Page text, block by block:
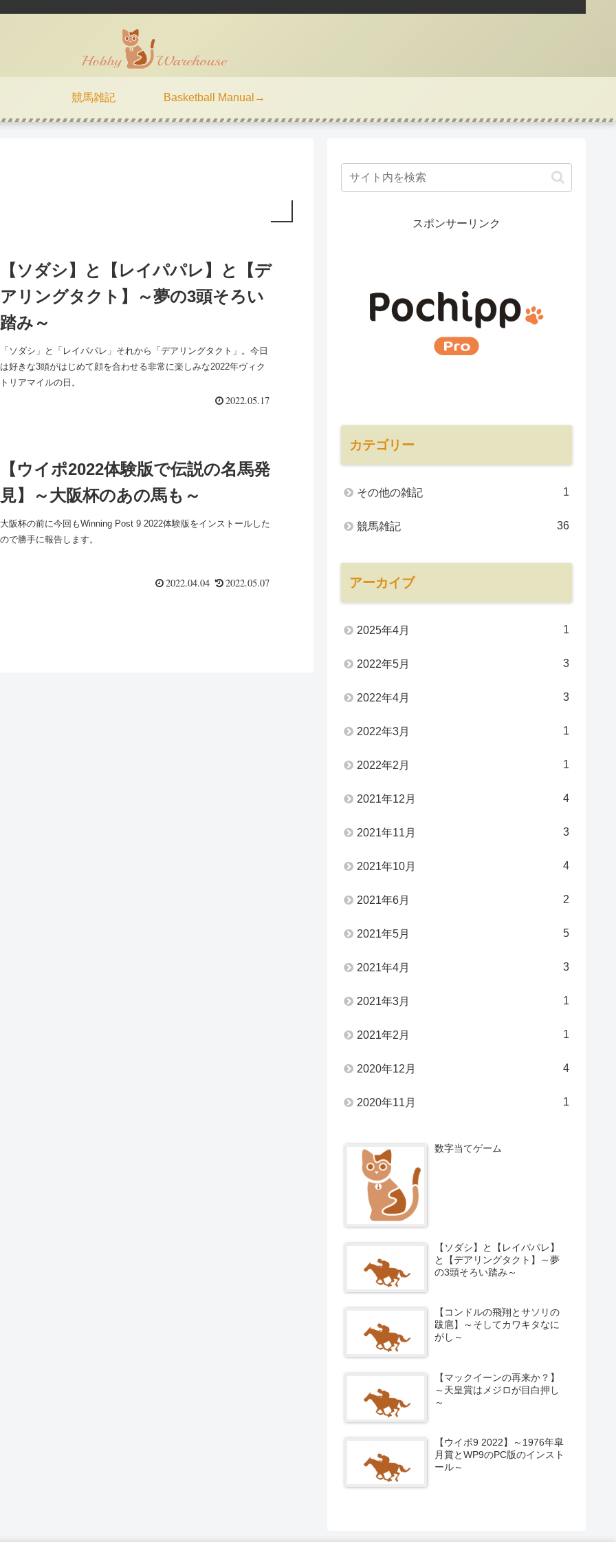
競馬雑記 Basketball Manual→
【ソダシ】と【レイパパレ】と【デ
アリングタクト】～夢の3頭そろい
踏み～
「ソダシ」と「レイパパレ」それから「デアリングタクト」。今日
は好きな3頭がはじめて顔を合わせる非常に楽しみな2022年ヴィク
トリアマイルの日。
2022.05.17
【ウイポ2022体験版で伝説の名馬発
見】～大阪杯のあの馬も～
大阪杯の前に今回もWinning Post 9 2022体験版をインストールした
ので勝手に報告します。
2022.04.04 2022.05.07
スポンサーリンク
カテゴリー
その他の雑記 1
競馬雑記 36
アーカイブ
2025年4月 1
2022年5月 3
2022年4月 3
2022年3月 1
2022年2月 1
2021年12月 4
2021年11月 3
2021年10月 4
2021年6月 2
2021年5月 5
2021年4月 3
2021年3月 1
2021年2月 1
2020年12月 4
2020年11月 1
数字当てゲーム
【ソダシ】と【レイパパレ】
と【デアリングタクト】～夢
の3頭そろい踏み～
【コンドルの飛翔とサソリの
跋扈】～そしてカワキタなに
がし～
【マックイーンの再来か？】
～天皇賞はメジロが目白押し
～
【ウイポ9 2022】～1976年皐
月賞とWP9のPC版のインスト
ール～